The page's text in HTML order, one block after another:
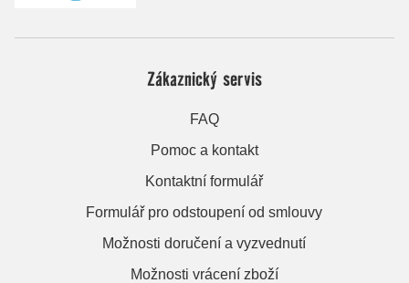
Zákaznický servis
FAQ
Pomoc a kontakt
Kontaktní formulář
Formulář pro odstoupení od smlouvy
Možnosti doručení a vyzvednutí
Možnosti vrácení zboží